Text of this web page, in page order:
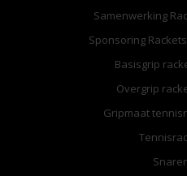
Samenwerking
Sponsoring
Basisgrip
Overgrip
Gripmaat